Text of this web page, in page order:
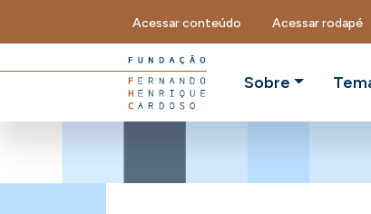
Acessar conteúdo Acessar rodapé
Sobre